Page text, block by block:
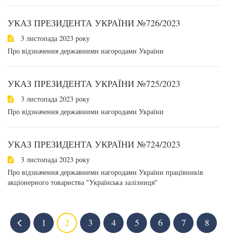
УКАЗ ПРЕЗИДЕНТА УКРАЇНИ №726/2023
3 листопада 2023 року
Про відзначення державними нагородами України
УКАЗ ПРЕЗИДЕНТА УКРАЇНИ №725/2023
3 листопада 2023 року
Про відзначення державними нагородами України
УКАЗ ПРЕЗИДЕНТА УКРАЇНИ №724/2023
3 листопада 2023 року
Про відзначення державними нагородами України працівників
акціонерного товариства "Українська залізниця"
1 2 3 4 5 6 7
8